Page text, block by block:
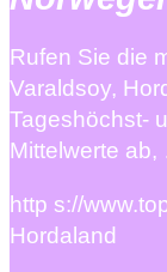
Rufen Sie die
Varaldsoy,
Tageshöchst-
Mittelwerte
http s://
Hordaland